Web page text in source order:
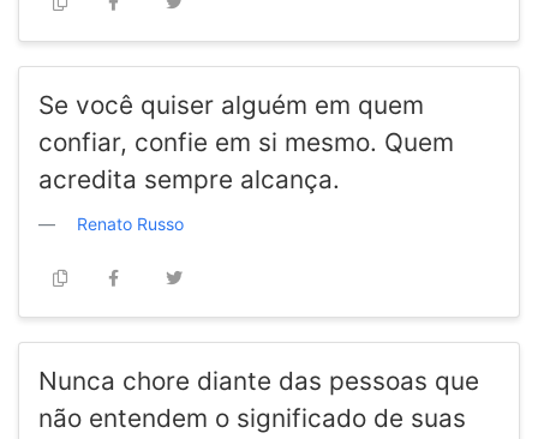
Se você quiser alguém em quem
confiar, confie em si mesmo. Quem
acredita sempre alcança.
Renato Russo
Nunca chore diante das pessoas que
não entendem o significado de suas